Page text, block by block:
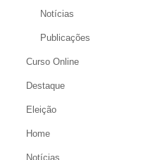
Notícias
Publicações
Curso Online
Destaque
Eleição
Home
Notícias